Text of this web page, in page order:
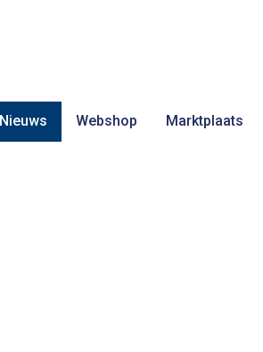
Nieuws Webshop Marktplaats